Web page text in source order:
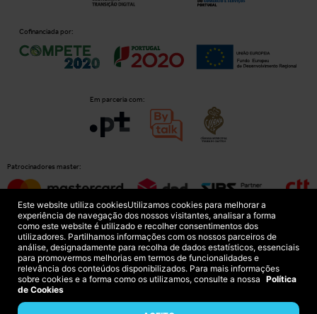
Cofinanciada por:
Em parceria com:
Patrocinadores master:
Patrocinadores principais:
Este website utiliza cookiesUtilizamos cookies para melhorar a
experiência de navegação dos nossos visitantes, analisar a forma
como este website é utilizado e recolher consentimentos dos
utilizadores. Partilhamos informações com os nossos parceiros de
análise, designadamente para recolha de dados estatísticos, essenciais
para promovermos melhorias em termos de funcionalidades e
relevância dos conteúdos disponibilizados. Para mais informações
sobre cookies e a forma como os utilizamos, consulte a nossa Política
de Cookies